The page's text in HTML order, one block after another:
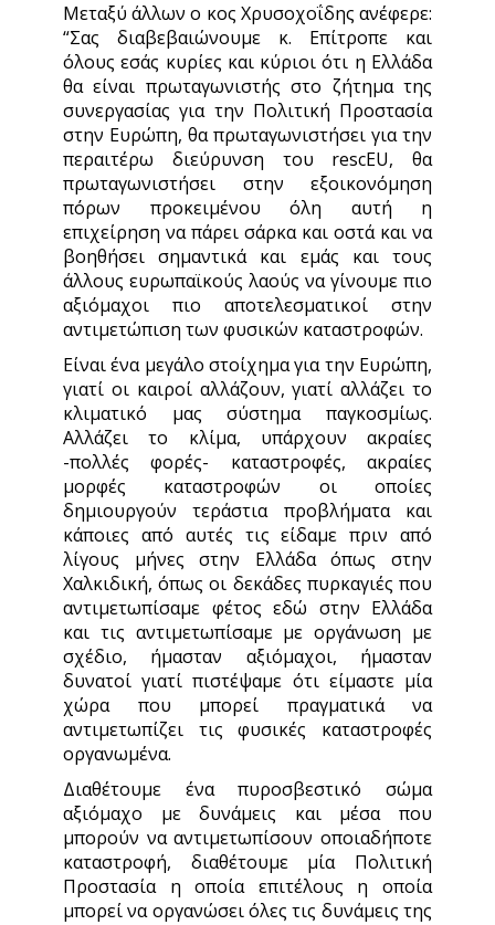
Μεταξύ άλλων ο κος Χρυσοχοΐδης ανέφερε:
“Σας διαβεβαιώνουμε κ. Επίτροπε και
όλους εσάς κυρίες και κύριοι ότι η Ελλάδα
θα είναι πρωταγωνιστής στο ζήτημα της
συνεργασίας για την Πολιτική Προστασία
στην Ευρώπη, θα πρωταγωνιστήσει για την
περαιτέρω διεύρυνση του rescEU, θα
πρωταγωνιστήσει στην εξοικονόμηση
πόρων προκειμένου όλη αυτή η
επιχείρηση να πάρει σάρκα και οστά και να
βοηθήσει σημαντικά και εμάς και τους
άλλους ευρωπαϊκούς λαούς να γίνουμε πιο
αξιόμαχοι πιο αποτελεσματικοί στην
αντιμετώπιση των φυσικών καταστροφών.
Είναι ένα μεγάλο στοίχημα για την Ευρώπη,
γιατί οι καιροί αλλάζουν, γιατί αλλάζει το
κλιματικό μας σύστημα παγκοσμίως.
Αλλάζει το κλίμα, υπάρχουν ακραίες
-πολλές φορές- καταστροφές, ακραίες
μορφές καταστροφών οι οποίες
δημιουργούν τεράστια προβλήματα και
κάποιες από αυτές τις είδαμε πριν από
λίγους μήνες στην Ελλάδα όπως στην
Χαλκιδική, όπως οι δεκάδες πυρκαγιές που
αντιμετωπίσαμε φέτος εδώ στην Ελλάδα
και τις αντιμετωπίσαμε με οργάνωση με
σχέδιο, ήμασταν αξιόμαχοι, ήμασταν
δυνατοί γιατί πιστέψαμε ότι είμαστε μία
χώρα που μπορεί πραγματικά να
αντιμετωπίζει τις φυσικές καταστροφές
οργανωμένα.
Διαθέτουμε ένα πυροσβεστικό σώμα
αξιόμαχο με δυνάμεις και μέσα που
μπορούν να αντιμετωπίσουν οποιαδήποτε
καταστροφή, διαθέτουμε μία Πολιτική
Προστασία η οποία επιτέλους η οποία
μπορεί να οργανώσει όλες τις δυνάμεις της